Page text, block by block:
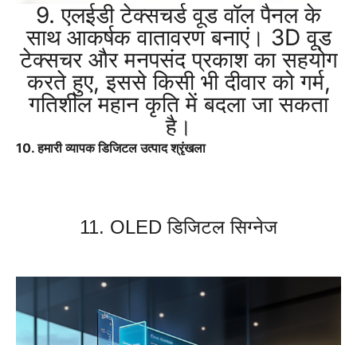
9. एलईडी टेक्सचर्ड वूड वॉल पैनल के
साथ आकर्षक वातावरण बनाएं। 3D वूड
टेक्सचर और मनपसंद प्रकाश का सहयोग
करते हुए, इससे किसी भी दीवार को गर्म,
गतिशील महान कृति में बदला जा सकता
है।
10. हमारी व्यापक डिजिटल उत्पाद श्रृंखला
11. OLED डिजिटल सिग्नेज